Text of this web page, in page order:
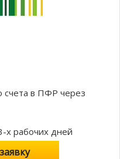
счета в ПФР через
х рабочих дней